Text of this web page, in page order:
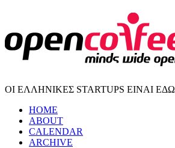
ΟΙ ΕΛΛΗΝΙΚΕΣ STARTUPS ΕΙΝΑΙ ΕΔΩ
HOME
ABOUT
CALENDAR
ARCHIVE